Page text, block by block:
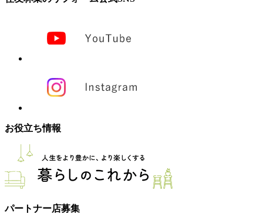
お役立ち情報
パートナー店募集